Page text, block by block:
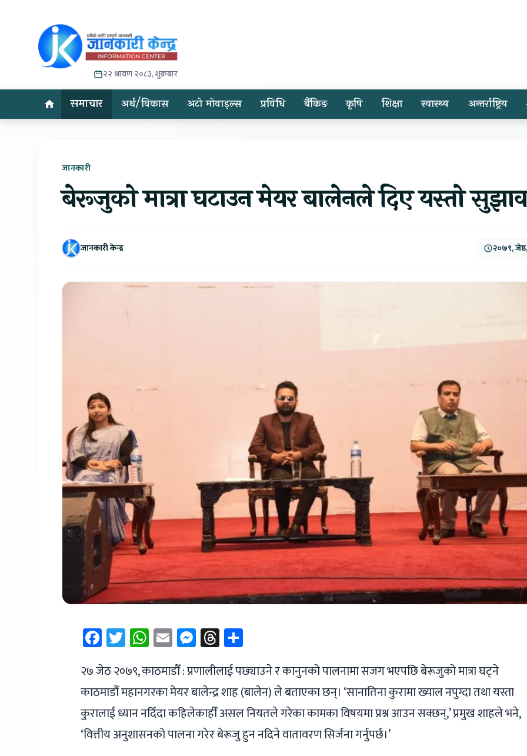
२२ श्रावण २०८३, शुक्रबार
समाचार अर्थ/विकास अटो मोवाइल्स प्रविधि बैंकिङ कृषि शिक्षा स्वास्थ्य अन्तर्राष्ट्रिय
जानकारी
बेरूजुको मात्रा घटाउन मेयर बालेनले दिए यस्तो सुझाव
जानकारी केन्द्र २०७९,
Facebook
Twitter
WhatsApp
EmailMessenger
Threads
२७ जेठ २०७९, काठमाडौँ : प्रणालीलाई पछ्याउने र कानुनको पालनामा सजग भएपछि बेरूजुको मात्रा घट्ने
काठमाडौं महानगरका मेयर बालेन्द्र शाह (बालेन) ले बताएका छन्। ‘सानातिना कुरामा ख्याल नपुग्दा तथा यस्ता
कुरालाई ध्यान नदिँदा कहिलेकाहीँ असल नियतले गरेका कामका विषयमा प्रश्न आउन सक्छन्,’ प्रमुख शाहले भने,
‘वित्तीय अनुशासनको पालना गरेर बेरूजु हुन नदिने वातावरण सिर्जना गर्नुपर्छ।’